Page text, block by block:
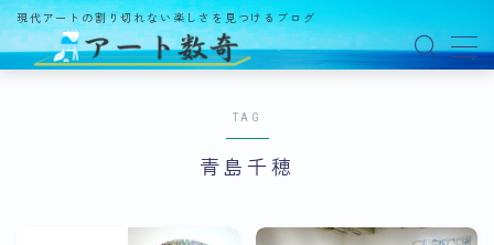
現代アートの割り切れない楽しさを見つけるブログ
TAG
青島千穂